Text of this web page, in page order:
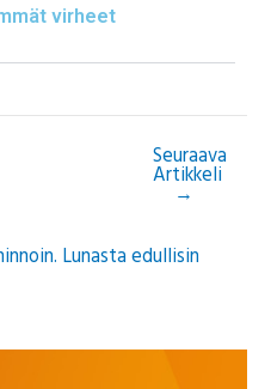
virheet
Seuraava
Artikkeli
→
Lunasta edullisin